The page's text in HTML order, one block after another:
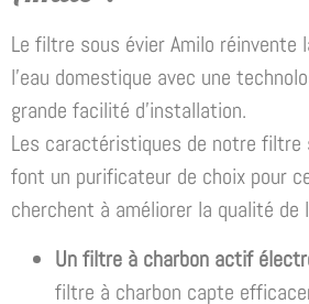
Le filtre sous évier Amilo réinvente
l’eau domestique avec une
grande facilité d’installation.
Les caractéristiques de notre filtre
font un purificateur de choix pour
cherchent à améliorer la qualité de
Un filtre à charbon actif
filtre à charbon capte